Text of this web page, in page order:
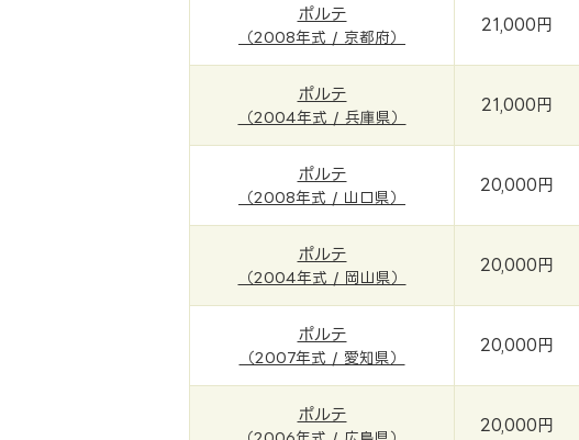
ポルテ
（2008年式 / 京都府）
21,000円
ポルテ
（2004年式 / 兵庫県）
21,000円
ポルテ
（2008年式 / 山口県）
20,000円
ポルテ
（2004年式 / 岡山県）
20,000円
ポルテ
（2007年式 / 愛知県）
20,000円
ポルテ
20,000円